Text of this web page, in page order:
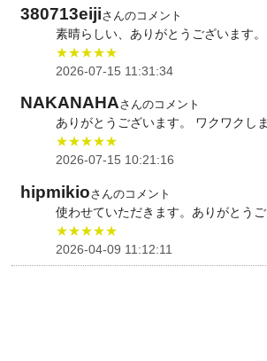
380713eijiさんのコメント
素晴らしい、ありがとうございます。
★★★★★
2026-07-15 11:31:34
NAKANAHAさんのコメント
ありがとうございます。 ワクワクし
★★★★★
2026-07-15 10:21:16
hipmikioさんのコメント
使わせていただきます。ありがとうご
★★★★★
2026-04-09 11:12:11